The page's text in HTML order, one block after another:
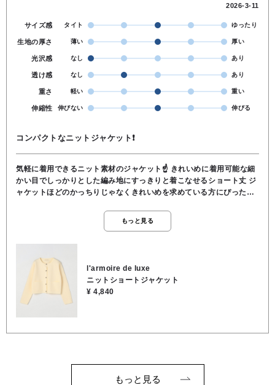
2026-3-11
サイズ感 タイト ゆったり
生地の厚さ 薄い 厚い
光沢感 なし あり
透け感 なし あり
重さ 軽い 重い
伸縮性 伸びない 伸びる
コンパクトなニットジャケット❗
気軽に着用できるニット素材のジャケット☝️ きれいめに着用可能な細
かい目でしっかりとした編み地にすっきりと着こなせるショート丈 ジ
ャケットほどのかっちりじゃなくきれいめを求めている方にぴったり
目に活躍👏 軽く伸縮性もあるため着心地good 光沢のあるクルミボタ
もっと見る
l'armoire de luxe
ニットショートジャケット
¥ 4,840
もっと見る